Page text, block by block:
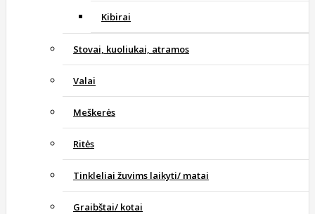
Kibirai
Stovai, kuoliukai, atramos
Valai
Meškerės
Ritės
Tinkleliai žuvims laikyti/ matai
Graibštai/ kotai